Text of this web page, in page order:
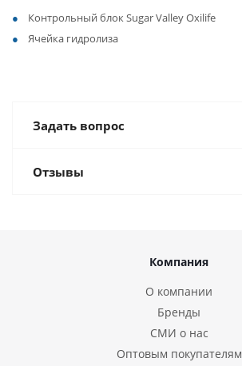
Контрольный блок Sugar Valley Oxilife
Ячейка гидролиза
Задать вопрос
Отзывы
Компания
О компании
Бренды
СМИ о нас
Оптовым покупателям